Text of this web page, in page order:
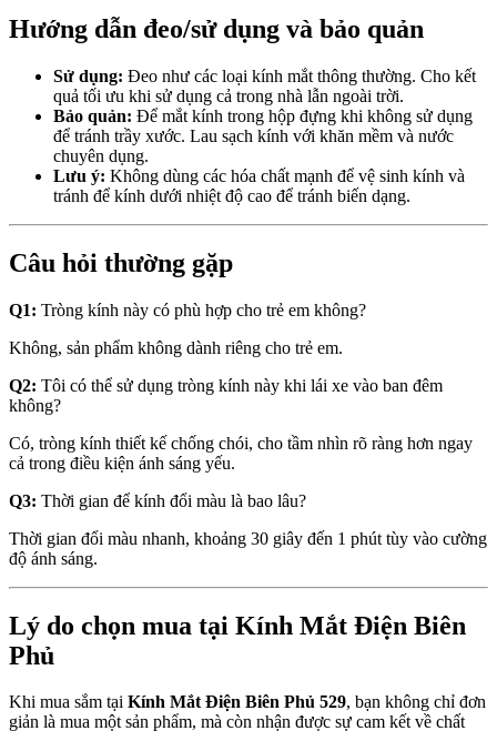
Hướng dẫn đeo/sử dụng và bảo quản
Sử dụng: Đeo như các loại kính mắt thông thường. Cho kết
quả tối ưu khi sử dụng cả trong nhà lẫn ngoài trời.
Bảo quản: Để mắt kính trong hộp đựng khi không sử dụng
để tránh trầy xước. Lau sạch kính với khăn mềm và nước
chuyên dụng.
Lưu ý: Không dùng các hóa chất mạnh để vệ sinh kính và
tránh để kính dưới nhiệt độ cao để tránh biến dạng.
Câu hỏi thường gặp
Q1: Tròng kính này có phù hợp cho trẻ em không?
Không, sản phẩm không dành riêng cho trẻ em.
Q2: Tôi có thể sử dụng tròng kính này khi lái xe vào ban đêm
không?
Có, tròng kính thiết kế chống chói, cho tầm nhìn rõ ràng hơn ngay
cả trong điều kiện ánh sáng yếu.
Q3: Thời gian để kính đổi màu là bao lâu?
Thời gian đổi màu nhanh, khoảng 30 giây đến 1 phút tùy vào cường
độ ánh sáng.
Lý do chọn mua tại Kính Mắt Điện Biên
Phủ
Khi mua sắm tại Kính Mắt Điện Biên Phủ 529, bạn không chỉ đơn
giản là mua một sản phẩm, mà còn nhận được sự cam kết về chất